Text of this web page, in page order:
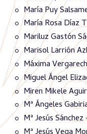
María Puy
María Rosa Díaz
Mariluz Gastón
Marisol Larrión
Máxima
Miguel Ángel
Miren Mikele
Mª Ángeles
Mª Jesús